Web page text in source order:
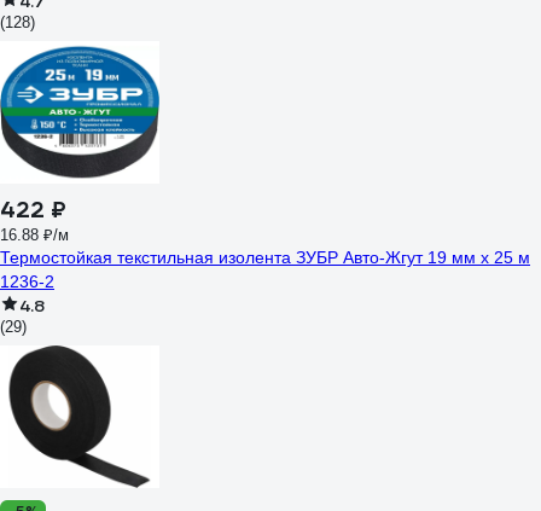
(128)
422 ₽
16.88 ₽/м
Термостойкая текстильная изолента ЗУБР Авто-Жгут 19 мм х 25 м
1236-2
4.8
(29)